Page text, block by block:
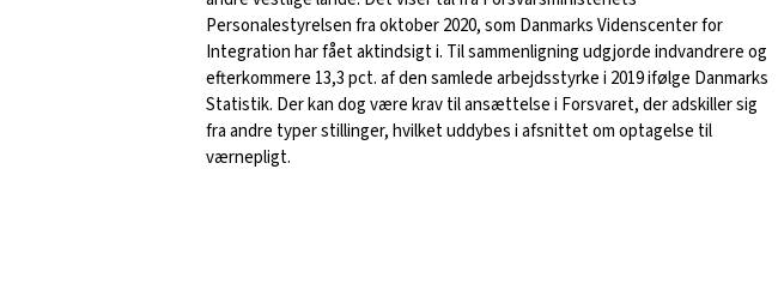
Personalestyrelsen fra oktober 2020, som Danmarks Videnscenter for
Integration har fået aktindsigt i. Til sammenligning udgjorde indvandrere og
efterkommere 13,3 pct. af den samlede arbejdsstyrke i 2019 ifølge Danmarks
Statistik. Der kan dog være krav til ansættelse i Forsvaret, der adskiller sig
fra andre typer stillinger, hvilket uddybes i afsnittet om optagelse til
værnepligt.